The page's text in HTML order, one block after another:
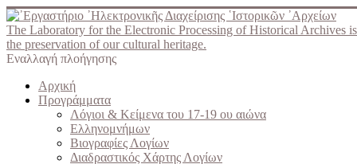
The Laboratory for the Electronic Processing of Historical Archives
the preservation of our cultural heritage.
Εναλλαγή πλοήγησης
Αρχική
Προγράμματα
Λόγιοι & Κείμενα του 17-19 ου αιώνα
Ελληνομνήμων
Βιογραφίες Λογίων
Διαδραστικός Χάρτης Λογίων